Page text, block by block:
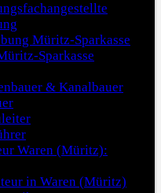
Müritz-Sparkasse
Sparkasse
& Kanalbauer
Waren (Müritz):
in Waren (Müritz)